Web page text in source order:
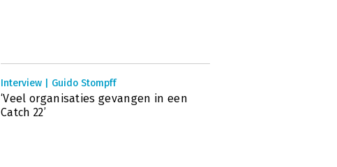
Interview | Guido Stompff
‘Veel organisaties gevangen in een
Catch 22’